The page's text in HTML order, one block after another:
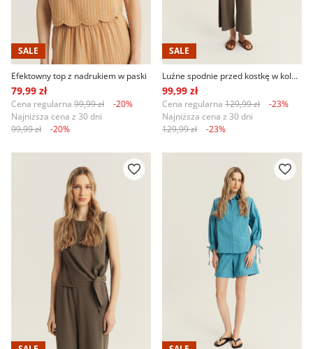
SALE
Efektowny top z nadrukiem w paski
79,99 zł
Cena regularna 99,99 zł
-20%
Najniższa cena z 30 dni
99,99 zł
-20%
SALE
Luźne spodnie przed kostkę w kolorze khaki
99,99 zł
Cena regularna 129,99 zł
-23%
Najniższa cena z 30 dni
129,99 zł
-23%